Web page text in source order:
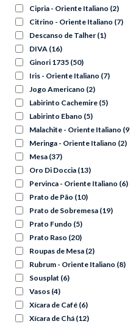
Cipria - Oriente Italiano (2)
Citrino - Oriente Italiano (7)
Descanso de Talher (1)
DIVA (16)
Ginori 1735 (50)
Iris - Oriente Italiano (7)
Jogo Americano (2)
Labirinto Cachemire (5)
Labirinto Ebano (5)
Malachite - Oriente Italiano
Meringa - Oriente Italiano (2)
Mesa (37)
Oro Di Doccia (13)
Pervinca - Oriente Italiano (6)
Prato de Pão (10)
Prato de Sobremesa (19)
Prato Fundo (5)
Prato Raso (20)
Roupas de Mesa (2)
Rubrum - Oriente Italiano (8)
Sousplat (6)
Vasos (4)
Xícara de Café (6)
Xícara de Chá (12)